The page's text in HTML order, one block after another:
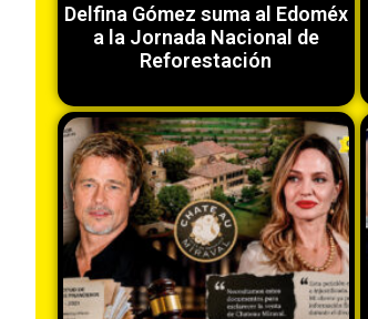
Delfina Gómez suma al Edoméx
a la Jornada Nacional de
Reforestación